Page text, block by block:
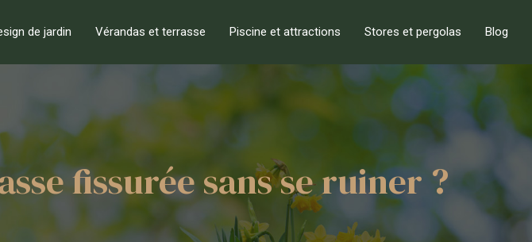
de jardin Vérandas et terrasse Piscine et attractions Stores et pergolas Blog
fissurée sans se ruiner ?